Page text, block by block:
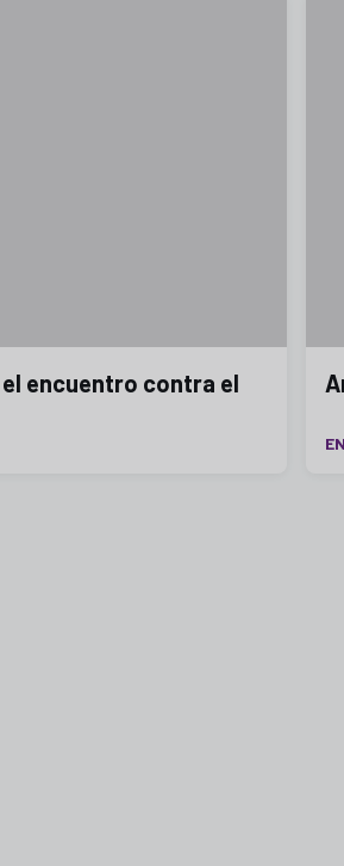
encuentro contra el